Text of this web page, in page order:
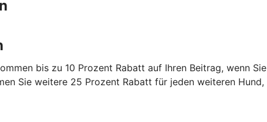
bis zu 10 Prozent Rabatt auf Ihren Beitrag, wenn
Sie weitere 25 Prozent Rabatt für jeden weiteren